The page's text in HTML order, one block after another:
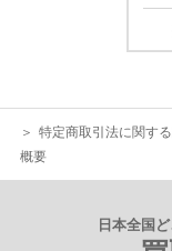
特定商取引法に関す
概要
日本全国